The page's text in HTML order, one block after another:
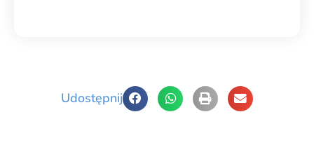
Udostępnij